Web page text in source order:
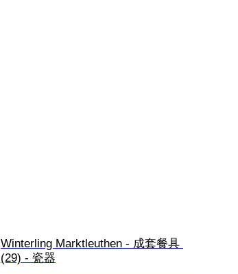
Winterling Marktleuthen - 成套餐具
(29) - 瓷器